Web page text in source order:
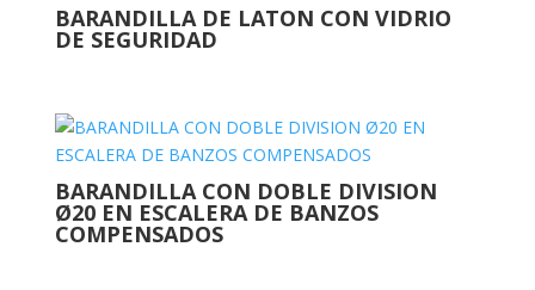
BARANDILLA DE LATON CON VIDRIO
DE SEGURIDAD
BARANDILLA CON DOBLE DIVISION
Ø20 EN ESCALERA DE BANZOS
COMPENSADOS